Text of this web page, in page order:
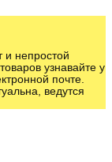
и непростой
узнавайте у
почте.
ведутся